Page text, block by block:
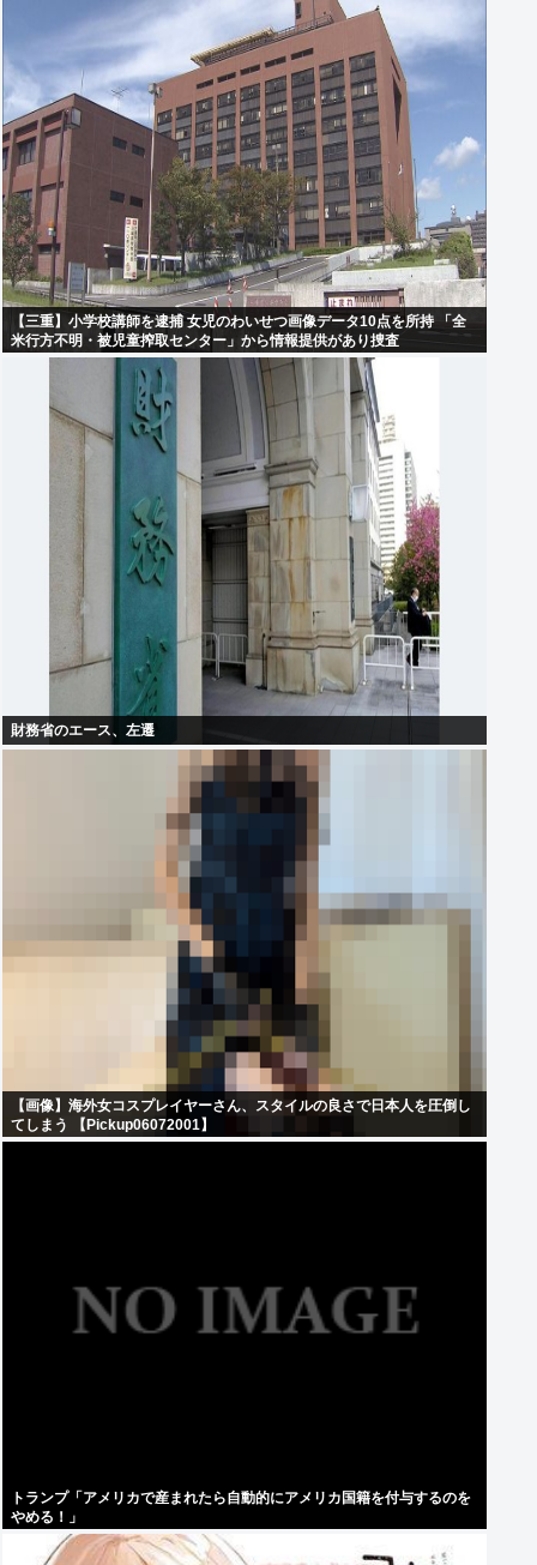
【三重】小学校講師を逮捕 女児のわいせつ画像データ10点を所持 「全
米行方不明・被児童搾取センター」から情報提供があり捜査
財務省のエース、左遷
【画像】海外女コスプレイヤーさん、スタイルの良さで日本人を圧倒し
てしまう 【Pickup06072001】
トランプ「アメリカで産まれたら自動的にアメリカ国籍を付与するのを
やめる！」